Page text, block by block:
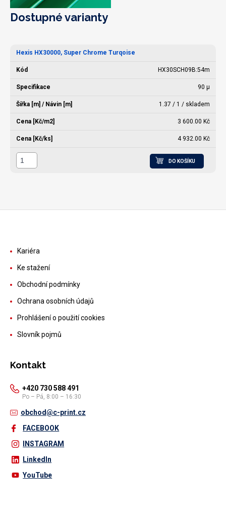
Dostupné varianty
Hexis HX30000, Super Chrome Turqoise
HX30SCH09B:54m
90 µ
1.37 / 1 / skladem
3 600.00 Kč
4 932.00 Kč
DO KOŠÍKU
Kariéra
Ke stažení
Obchodní podmínky
Ochrana osobních údajů
Prohlášení o použití cookies
Slovník pojmů
Kontakt
+420 730 588 491
Po – Pá, 8:00 – 16:30
obchod@c-print.cz
FACEBOOK
INSTAGRAM
LinkedIn
YouTube